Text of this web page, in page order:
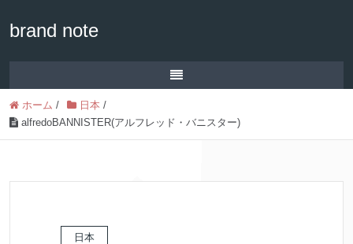
brand note
ホーム / 日本 /
alfredoBANNISTER(アルフレッド・バニスター)
日本